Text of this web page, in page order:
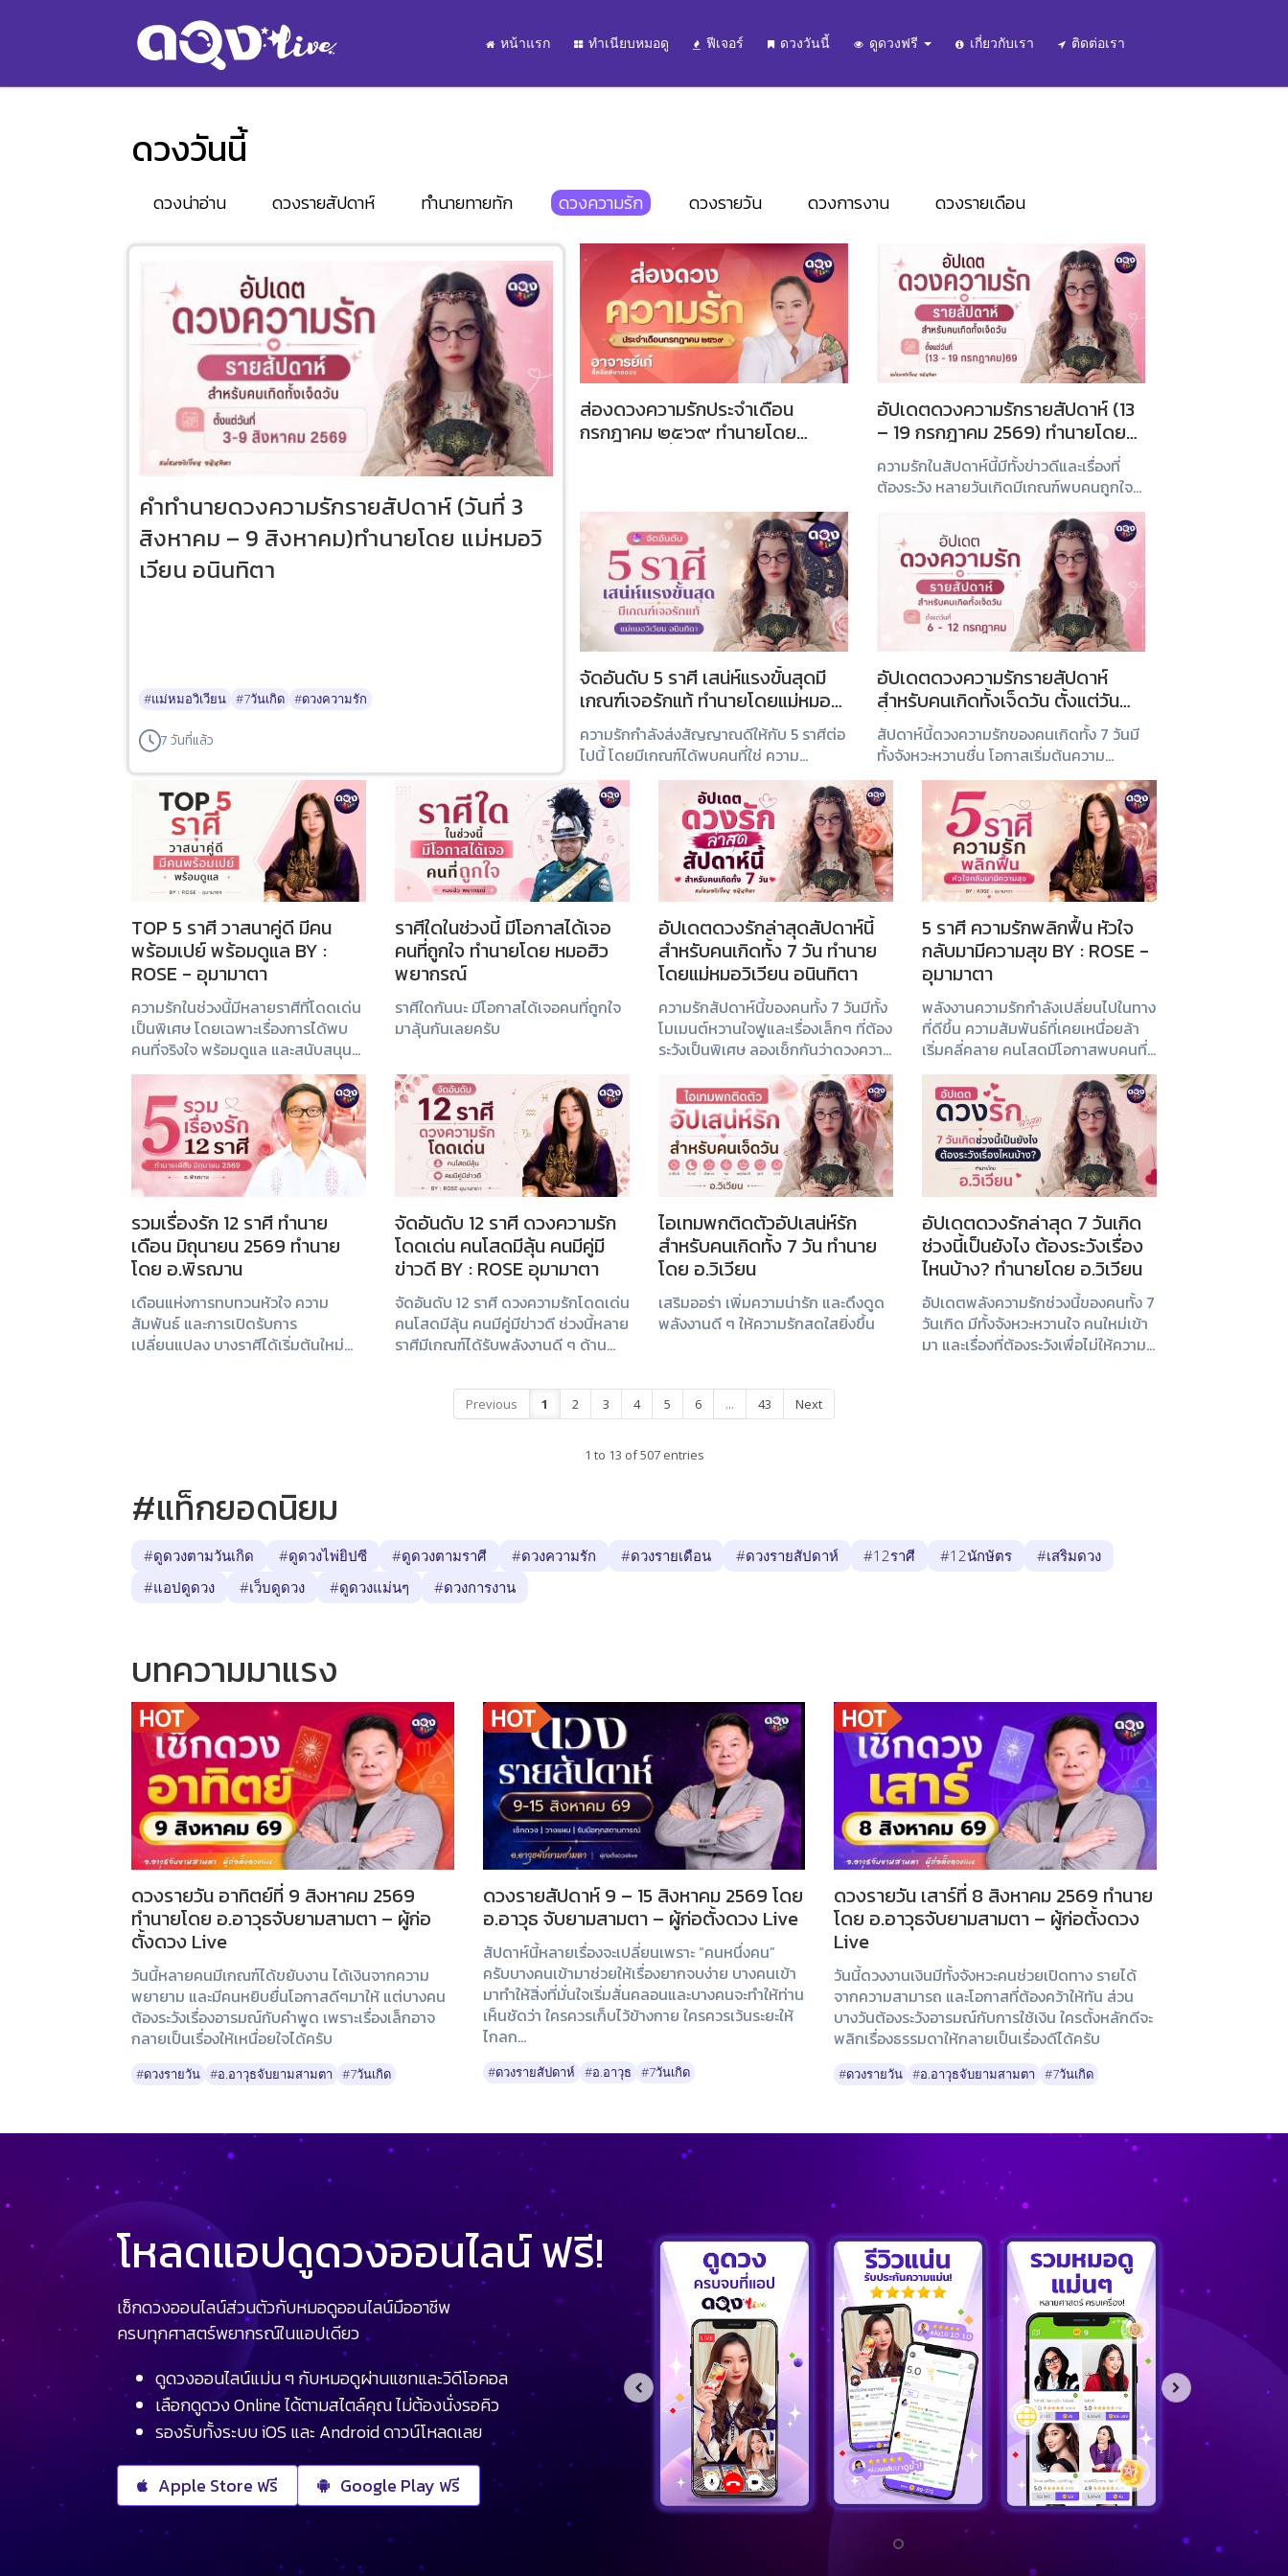
หน้าแรก ทำเนียบหมอดู ฟีเจอร์ ดวงวันนี้ ดูดวงฟรี เกี่ยวกับเรา ติดต่อเรา
ดวงวันนี้
ดวงน่าอ่าน ดวงรายสัปดาห์ ทำนายทายทัก ดวงความรัก ดวงรายวัน ดวงการงาน ดวงรายเดือน
คำทำนายดวงความรักรายสัปดาห์ (วันที่ 3
สิงหาคม – 9 สิงหาคม)ทำนายโดย แม่หมอวิ
เวียน อนินทิตา
#แม่หมอวิเวียน #7วันเกิด #ดวงความรัก
7 วันที่แล้ว
ส่องดวงความรักประจำเดือน
กรกฎาคม ๒๕๖๙ ทำนายโดย
อัปเดตดวงความรักรายสัปดาห์ (13
– 19 กรกฎาคม 2569) ทำนายโดย
แม่หมอวิเวียน อนินทิตา
ความรักในสัปดาห์นี้มีทั้งข่าวดีและเรื่องที่
ต้องระวัง หลายวันเกิดมีเกณฑ์พบคนถูกใจ
ความสัมพันธ์พัฒนา หรือได้ใช้เวลาดี ๆ ร่วม
กับคนรัก ขณะเดียวกันก็อย่าปล่อยให้
อารมณ์ ความคิดมาก หรือความเข้าใจผิดมา
ทำลายคว...
จัดอันดับ 5 ราศี เสน่ห์แรงขั้นสุดมี
เกณฑ์เจอรักแท้ ทำนายโดยแม่หมอวิ
เวียน อนินทิตา
ความรักกำลังส่งสัญญาณดีให้กับ 5 ราศีต่อ
ไปนี้ โดยมีเกณฑ์ได้พบคนที่ใช่ ความ
สัมพันธ์ที่จริงจัง และโอกาสพัฒนาสู่รักแท้
มาดูกันว่าราศีของคุณติดอันดับหรือไม่
อัปเดตดวงความรักรายสัปดาห์
สำหรับคนเกิดทั้งเจ็ดวัน ตั้งแต่วัน
ที่(6 - 12 กรกฎาคม) ทำนายโดย แม่
หมอวิเวียน อนินทิตา
สัปดาห์นี้ดวงความรักของคนเกิดทั้ง 7 วันมี
ทั้งจังหวะหวานชื่น โอกาสเริ่มต้นความ
สัมพันธ์ใหม่ และข้อควรระวังที่แตกต่างกัน
ไป มาดูกันว่าความรักของคุณในช่วงวันที่ 6
– 12 กรกฎาคม 2569 จะเป็นอย่างไร
TOP 5 ราศี วาสนาคู่ดี มีคน
พร้อมเปย์ พร้อมดูแล BY :
ROSE - อุมามาตา
ความรักในช่วงนี้มีหลายราศีที่โดดเด่น
เป็นพิเศษ โดยเฉพาะเรื่องการได้พบ
คนที่จริงใจ พร้อมดูแล และสนับสนุน
กันในทุกด้าน ทั้งกำลังใจ เวลา และ
ความมั่นคง หากกำลังรอความรักดี ๆ
ลองเช็กกันว่าคุณติดอันดับหรือไม่
ราศีใดในช่วงนี้ มีโอกาสได้เจอ
คนที่ถูกใจ ทำนายโดย หมอฮิว
พยากรณ์
ราศีใดกันนะ มีโอกาสได้เจอคนที่ถูกใจ
มาลุ้นกันเลยครับ
อัปเดตดวงรักล่าสุดสัปดาห์นี้
สำหรับคนเกิดทั้ง 7 วัน ทำนาย
โดยแม่หมอวิเวียน อนินทิตา
ความรักสัปดาห์นี้ของคนทั้ง 7 วันมีทั้ง
โมเมนต์หวานใจฟูและเรื่องเล็กๆ ที่ต้อง
ระวังเป็นพิเศษ ลองเช็กกันว่าดวงความ
รักของคุณกำลังส่งสัญญาณอะไรบ้าง
เพื่อเติมความรักให้สดใสและรับมือกับ
สถานการณ์ต่างๆ ได้อย่าง...
5 ราศี ความรักพลิกฟื้น หัวใจ
กลับมามีความสุข BY : ROSE -
อุมามาตา
พลังงานความรักกำลังเปลี่ยนไปในทาง
ที่ดีขึ้น ความสัมพันธ์ที่เคยเหนื่อยล้า
เริ่มคลี่คลาย คนโสดมีโอกาสพบคนที่
ทำให้หัวใจสดใส ส่วนคนมีคู่มีแนวโน้ม
เข้าใจกันมากขึ้น และกลับมามีความสุข
ในความสัมพันธ์อีกครั้ง
รวมเรื่องรัก 12 ราศี ทำนาย
เดือน มิถุนายน 2569 ทำนาย
โดย อ.พิรฌาน
เดือนแห่งการทบทวนหัวใจ ความ
สัมพันธ์ และการเปิดรับการ
เปลี่ยนแปลง บางราศีได้เริ่มต้นใหม่
จัดอันดับ 12 ราศี ดวงความรัก
โดดเด่น คนโสดมีลุ้น คนมีคู่มี
ข่าวดี BY : ROSE อุมามาตา
จัดอันดับ 12 ราศี ดวงความรักโดดเด่น
คนโสดมีลุ้น คนมีคู่มีข่าวดี ช่วงนี้หลาย
ราศีมีเกณฑ์ได้รับพลังงานดี ๆ ด้าน
การพัฒนาความรักให้มั่นคงยิ่งขึ้น
ไอเทมพกติดตัวอัปเสน่ห์รัก
สำหรับคนเกิดทั้ง 7 วัน ทำนาย
โดย อ.วิเวียน
เสริมออร่า เพิ่มความน่ารัก และดึงดูด
พลังงานดี ๆ ให้ความรักสดใสยิ่งขึ้น
อัปเดตดวงรักล่าสุด 7 วันเกิด
ช่วงนี้เป็นยังไง ต้องระวังเรื่อง
ไหนบ้าง? ทำนายโดย อ.วิเวียน
อัปเดตพลังความรักช่วงนี้ของคนทั้ง 7
วันเกิด มีทั้งจังหวะหวานใจ คนใหม่เข้า
มา และเรื่องที่ต้องระวังเพื่อไม่ให้ความ
Previous 1 2 3 4 5 6 ... 43 Next
1 to 13 of 507 entries
#แท็กยอดนิยม
#ดูดวงตามวันเกิด #ดูดวงไพ่ยิปซี #ดูดวงตามราศี #ดวงความรัก #ดวงรายเดือน #ดวงรายสัปดาห์ #12ราศี #12นักษัตร
#เสริมดวง
#แอปดูดวง
#เว็บดูดวง #ดูดวงแม่นๆ #ดวงการงาน
บทความมาแรง
ดวงรายวัน อาทิตย์ที่ 9 สิงหาคม 2569
ทำนายโดย อ.อาวุธจับยามสามตา – ผู้ก่อ
ตั้งดวง Live
วันนี้หลายคนมีเกณฑ์ได้ขยับงาน ได้เงินจากความ
พยายาม และมีคนหยิบยื่นโอกาสดีๆมาให้ แต่บางคน
ต้องระวังเรื่องอารมณ์กับคำพูด เพราะเรื่องเล็กอาจ
กลายเป็นเรื่องให้เหนื่อยใจได้ครับ
#ดวงรายวัน #อ.อาวุธจับยามสามตา #7วันเกิด
ดวงรายสัปดาห์ 9 – 15 สิงหาคม 2569 โดย
อ.อาวุธ จับยามสามตา – ผู้ก่อตั้งดวง Live
สัปดาห์นี้หลายเรื่องจะเปลี่ยนเพราะ “คนหนึ่งคน”
ครับบางคนเข้ามาช่วยให้เรื่องยากจบง่าย บางคนเข้า
มาทำให้สิ่งที่มั่นใจเริ่มสั่นคลอนและบางคนจะทำให้ท่าน
เห็นชัดว่า ใครควรเก็บไว้ข้างกาย ใครควรเว้นระยะให้
ไกลก...
#ดวงรายสัปดาห์ #อ.อาวุธ #7วันเกิด
ดวงรายวัน เสาร์ที่ 8 สิงหาคม 2569 ทำนาย
โดย อ.อาวุธจับยามสามตา – ผู้ก่อตั้งดวง
Live
วันนี้ดวงงานเงินมีทั้งจังหวะคนช่วยเปิดทาง รายได้
จากความสามารถ และโอกาสที่ต้องคว้าให้ทัน ส่วน
บางวันต้องระวังอารมณ์กับการใช้เงิน ใครตั้งหลักดีจะ
พลิกเรื่องธรรมดาให้กลายเป็นเรื่องดีได้ครับ
#ดวงรายวัน #อ.อาวุธจับยามสามตา #7วันเกิด
โหลดแอปดูดวงออนไลน์ ฟรี!
เช็กดวงออนไลน์ส่วนตัวกับหมอดูออนไลน์มืออาชีพ
ครบทุกศาสตร์พยากรณ์ในแอปเดียว
ดูดวงออนไลน์แม่น ๆ กับหมอดูผ่านแชทและวิดีโอคอล
เลือกดูดวง Online ได้ตามสไตล์คุณ ไม่ต้องนั่งรอคิว
รองรับทั้งระบบ iOS และ Android ดาวน์โหลดเลย
Apple Store ฟรี Google Play ฟรี